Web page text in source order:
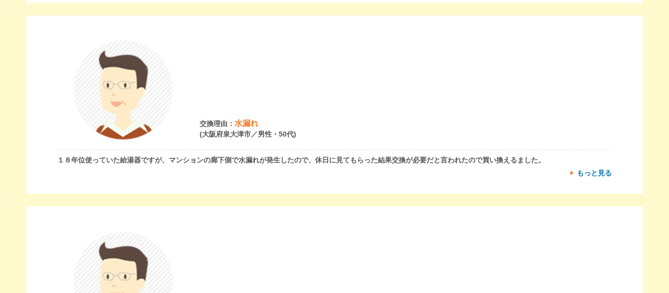
交換理由：水漏れ
(大阪府泉大津市／男性・50代)
１８年位使っていた給湯器ですが、マンションの廊下側で水漏れが発生したので、休日に見てもらった結果交換が必要だと言われたので買い換えるました。
もっと見る